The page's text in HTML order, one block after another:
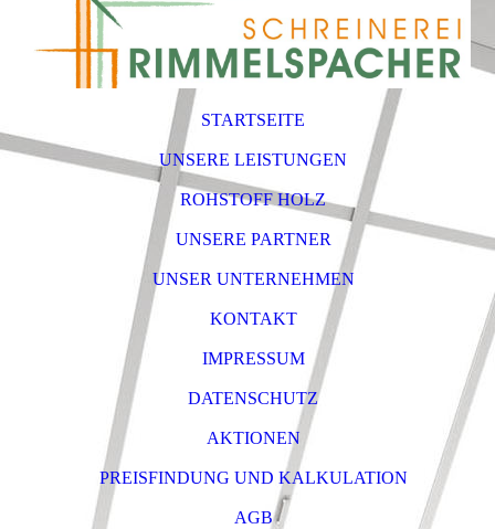
STARTSEITE
UNSERE LEISTUNGEN
ROHSTOFF HOLZ
UNSERE PARTNER
UNSER UNTERNEHMEN
KONTAKT
IMPRESSUM
DATENSCHUTZ
AKTIONEN
PREISFINDUNG UND KALKULATION
AGB